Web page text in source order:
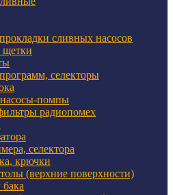
сливных насосов
щетки
селекторы
помпы
радиопомех
селектора
крючки
(верхние поверхности)